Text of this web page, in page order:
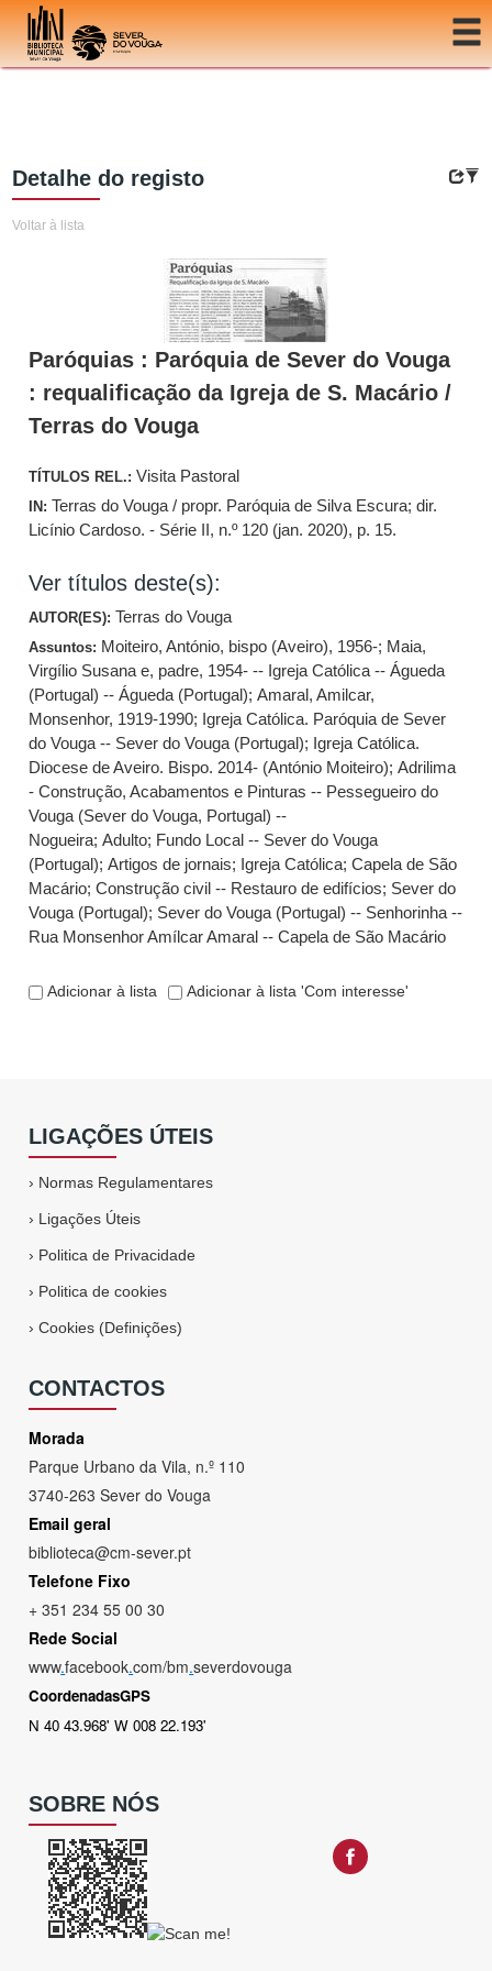
Ir para o conteúdo
Detalhe do registo
Voltar à lista
Paróquias : Paróquia de Sever do Vouga
: requalificação da Igreja de S. Macário /
Terras do Vouga
TÍTULOS REL.:Visita Pastoral
IN: Terras do Vouga / propr. Paróquia de Silva Escura; dir.
Licínio Cardoso. - Série II, n.º 120 (jan. 2020), p. 15.
Ver títulos deste(s):
AUTOR(ES): Terras do Vouga
Assuntos: Moiteiro, António, bispo (Aveiro), 1956-; Maia,
Virgílio Susana e, padre, 1954- -- Igreja Católica -- Águeda
(Portugal) -- Águeda (Portugal);Amaral, Amilcar,
Monsenhor, 1919-1990; Igreja Católica. Paróquia de Sever
do Vouga -- Sever do Vouga (Portugal); Igreja Católica.
Diocese de Aveiro. Bispo. 2014- (António Moiteiro);Adrilima
- Construção, Acabamentos e Pinturas -- Pessegueiro do
Vouga (Sever do Vouga, Portugal) --
Nogueira;Adulto; Fundo Local -- Sever do Vouga
(Portugal);Artigos de jornais; Igreja Católica;Capela de São
Macário;Construção civil -- Restauro de edifícios; Sever do
Vouga (Portugal); Sever do Vouga (Portugal) -- Senhorinha --
Rua Monsenhor Amílcar Amaral -- Capela de São Macário
Adicionar à lista Adicionar à lista 'Com interesse'
LIGAÇÕES ÚTEIS
› Normas Regulamentares
› Ligações Úteis
› Politica de Privacidade
› Politica de cookies
›Cookies (Definições)
CONTACTOS
Morada
Parque Urbano da Vila, n.º 110
3740-263 Sever do Vouga
Email geral
biblioteca@cm-sever.pt
Telefone Fixo
+ 351 234 55 00 30
Rede Social
www.facebook.com/bm.severdovouga
CoordenadasGPS
N 40 43.968' W 008 22.193'
SOBRE NÓS